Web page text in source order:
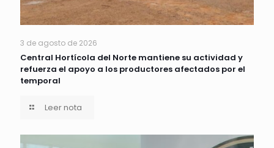
3 de agosto de 2026
Central Hortícola del Norte mantiene su actividad y
refuerza el apoyo a los productores afectados por el
temporal
Leer nota